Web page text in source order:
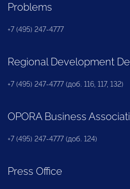
Problems
+7 (495) 247-4777
Regional Development
+7 (495) 247-4777 (доб. 116, 117, 132)
OPORA Business
+7 (495) 247-4777 (доб. 124)
Press Office